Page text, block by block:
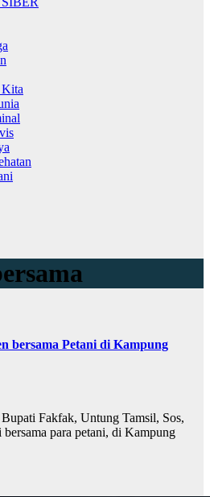
bersama Petani di Kampung
Fakfak, Untung Tamsil, Sos,
para petani, di Kampung